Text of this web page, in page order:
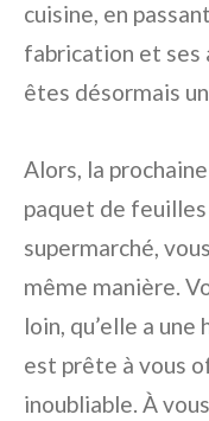
cuisine, en
fabrication et ses
êtes désormais
Alors, la
paquet de
supermarché,
même manière.
loin, qu’elle a
est prête à vous
inoubliable. À